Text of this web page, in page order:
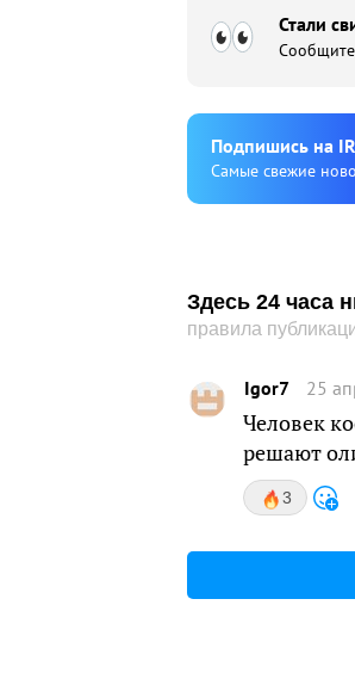
Стали
Подпишиcь на
Cамые свежие
Здесь 24 часа
правила
Igor7 25
Человек
решают
3